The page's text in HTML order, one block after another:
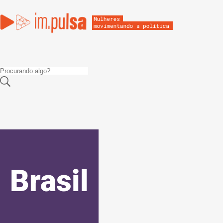
Brasil